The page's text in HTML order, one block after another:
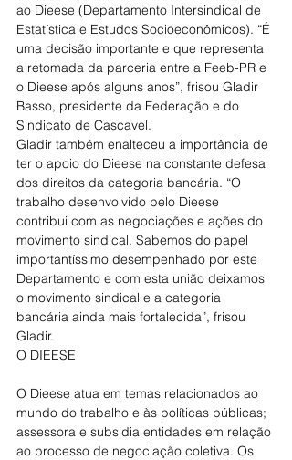
ao Dieese (Departamento Intersindical de
Estatística e Estudos Socioeconômicos). “É
uma decisão importante e que representa
a retomada da parceria entre a Feeb-PR e
o Dieese após alguns anos”, frisou Gladir
Basso, presidente da Federação e do
Sindicato de Cascavel.
Gladir também enalteceu a importância de
ter o apoio do Dieese na constante defesa
dos direitos da categoria bancária. “O
trabalho desenvolvido pelo Dieese
contribui com as negociações e ações do
movimento sindical. Sabemos do papel
importantíssimo desempenhado por este
Departamento e com esta união deixamos
o movimento sindical e a categoria
bancária ainda mais fortalecida”, frisou
Gladir.
O DIEESE
O Dieese atua em temas relacionados ao
mundo do trabalho e às políticas públicas;
assessora e subsidia entidades em relação
ao processo de negociação coletiva. Os